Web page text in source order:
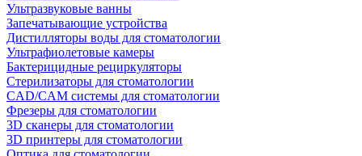
Ультразвуковые ванны
Запечатывающие устройства
Дистилляторы воды для стоматологии
Ультрафиолетовые камеры
Бактерицидные рециркуляторы
Стерилизаторы для стоматологии
CAD/CAM системы для стоматологии
Фрезеры для стоматологии
3D cканеры для стоматологии
3D принтеры для стоматологии